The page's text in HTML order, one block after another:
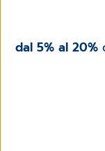
dal 5% al 20%